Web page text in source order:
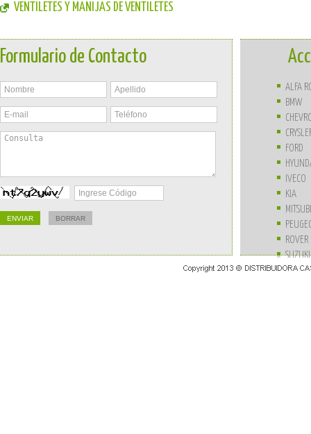
VENTILETES Y MANIJAS DE VENTILETES
Formulario de Contacto
ALFA
BMW
FORD
IVECO
KIA
ROVER
SUZUKI